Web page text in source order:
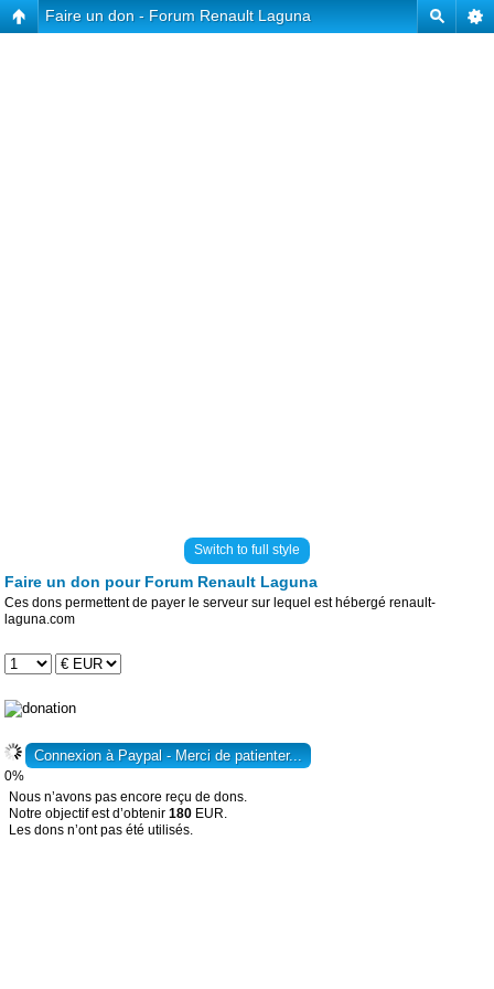
Faire un don - Forum Renault Laguna
Switch to full style
Faire un don pour Forum Renault Laguna
Ces dons permettent de payer le serveur sur lequel est hébergé renault-
laguna.com
0%
Nous n’avons pas encore reçu de dons.
Notre objectif est d’obtenir 180 EUR.
Les dons n’ont pas été utilisés.